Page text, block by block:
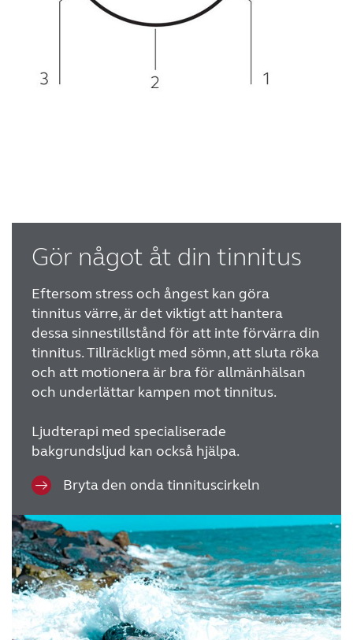
Gör något åt din tinnitus
Eftersom stress och ångest kan göra
tinnitus värre, är det viktigt att hantera
dessa sinnestillstånd för att inte förvärra din
tinnitus. Tillräckligt med sömn, att sluta röka
och att motionera är bra för allmänhälsan
och underlättar kampen mot tinnitus.
Ljudterapi med specialiserade
bakgrundsljud kan också hjälpa.
Bryta den onda tinnituscirkeln